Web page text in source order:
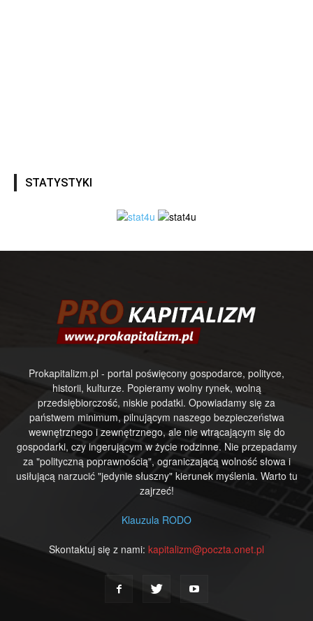
STATYSTYKI
Prokapitalizm.pl - portal poświęcony gospodarce, polityce,
historii, kulturze. Popieramy wolny rynek, wolną
przedsiębiorczość, niskie podatki. Opowiadamy się za
państwem minimum, pilnującym naszego bezpieczeństwa
wewnętrznego i zewnętrznego, ale nie wtrącającym się do
gospodarki, czy ingerującym w życie rodzinne. Nie przepadamy
za "polityczną poprawnością", ograniczającą wolność słowa i
usiłującą narzucić "jedynie słuszny" kierunek myślenia. Warto tu
zajrzeć!
Klauzula RODO
Skontaktuj się z nami: kapitalizm@poczta.onet.pl